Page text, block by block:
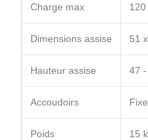
Charge max 120
Dimensions assise 51
Hauteur assise 47
Accoudoirs
Poids 15